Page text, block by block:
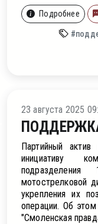
Подробнее
23 августа 2025
Партийный
инициативу
подразделения
мотострелковой
укрепления их
операции. Об
"Смоленская